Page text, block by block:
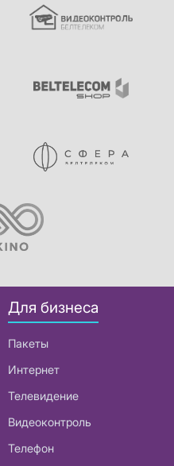
Для бизнеса
Пакеты
Интернет
Телевидение
Видеоконтроль
Телефон